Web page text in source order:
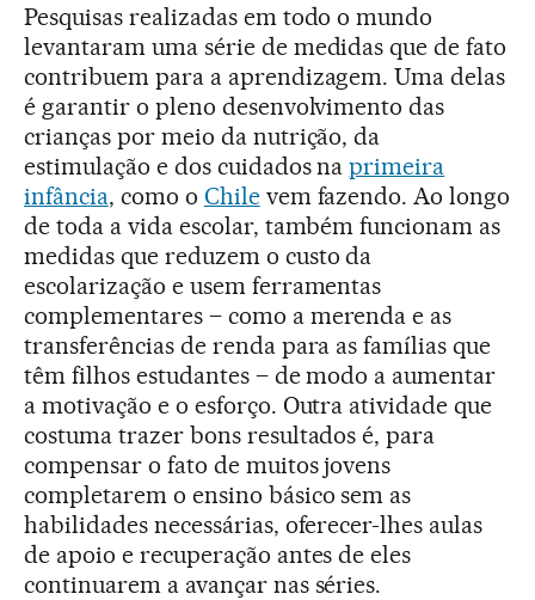
Pesquisas realizadas em todo o mundo
levantaram uma série de medidas que de fato
contribuem para a aprendizagem. Uma delas
é garantir o pleno desenvolvimento das
crianças por meio da nutrição, da
estimulação e dos cuidados naprimeira
infância, como o Chilevem fazendo. Ao longo
de toda a vida escolar, também funcionam as
medidas que reduzem o custo da
escolarização e usem ferramentas
complementares – como a merenda e as
transferências de renda para as famílias que
têm filhos estudantes – de modo a aumentar
a motivação e o esforço. Outra atividade que
costuma trazer bons resultados é, para
compensar o fato de muitos jovens
completarem o ensino básico sem as
habilidades necessárias, oferecer-lhes aulas
de apoio e recuperação antes de eles
continuarem a avançar nas séries.